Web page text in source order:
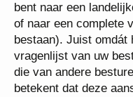
bent naar een
of naar een complete
bestaan). Juist
vragenlijst van uw
die van andere
betekent dat deze